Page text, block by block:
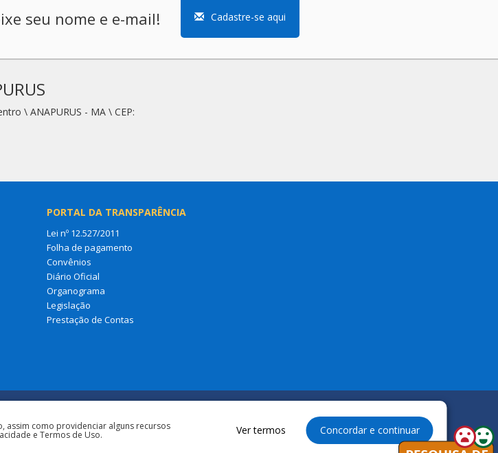
seu nome e e-mail! Cadastre-se aqui
\ ANAPURUS - MA \ CEP:
PORTAL DA TRANSPARÊNCIA
Lei nº 12.527/2011
Folha de pagamento
Convênios
Diário Oficial
Organograma
Legislação
Prestação de Contas
Todos os direitos reservados à Câmara Municipal de Anapurus
assim como providenciar alguns recursos
e Termos de Uso. Ver termos Concordar e continuar